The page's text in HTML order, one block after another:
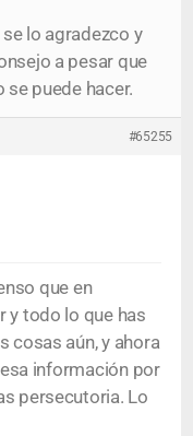
lo agradezco y
a pesar que
puede hacer.
#65255
que en
y todo lo que has
cosas aún, y ahora
información por
persecutoria. Lo